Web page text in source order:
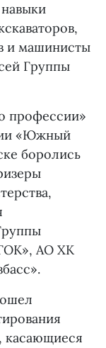
и машинисты
Группы
профессии»
«Южный
боролись
АО ХК
касающиеся